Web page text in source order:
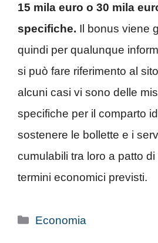
15 mila euro o 30 mila
specifiche. Il bonus viene
quindi per qualunque
si può fare riferimento al
alcuni casi vi sono delle
specifiche per il comparto
sostenere le bollette e i
cumulabili tra loro a patto di
termini economici previsti.
Categorie
Economia